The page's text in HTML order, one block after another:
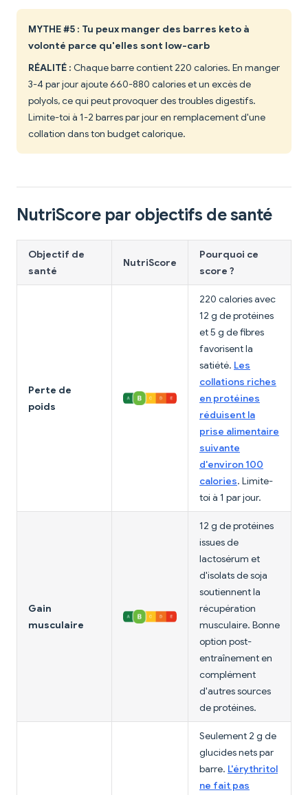
MYTHE #5 : Tu peux manger des barres keto à
volonté parce qu'elles sont low-carb
RÉALITÉ : Chaque barre contient 220 calories. En manger
3-4 par jour ajoute 660-880 calories et un excès de
polyols, ce qui peut provoquer des troubles digestifs.
Limite-toi à 1-2 barres par jour en remplacement d'une
collation dans ton budget calorique.
NutriScore par objectifs de santé
Objectif de
santé
NutriScore
Pourquoi ce
score ?
Perte de
poids
220 calories avec
12 g de protéines
et 5 g de fibres
favorisent la
satiété. Les
collations riches
en protéines
réduisent la
prise alimentaire
suivante
d'environ 100
calories. Limite-
toi à 1 par jour.
Gain
musculaire
12 g de protéines
issues de
lactosérum et
d'isolats de soja
soutiennent la
récupération
musculaire. Bonne
option post-
entraînement en
complément
d'autres sources
de protéines.
Seulement 2 g de
glucides nets par
barre. L'érythritol
ne fait pas